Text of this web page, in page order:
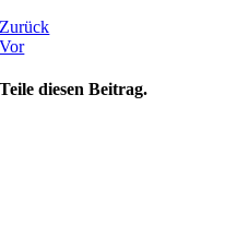
Zurück
Vor
Teile diesen Beitrag.